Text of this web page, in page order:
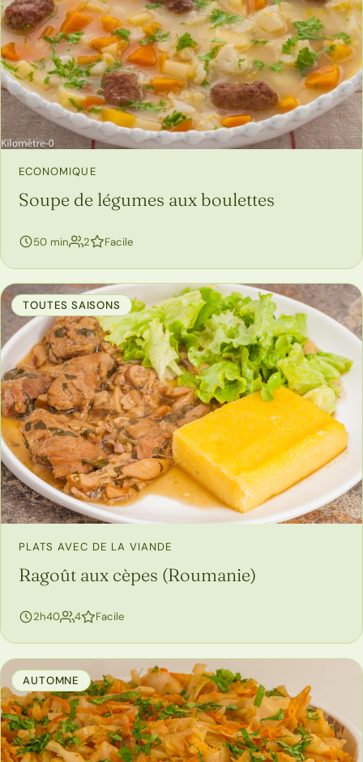
ECONOMIQUE
Soupe de légumes aux boulettes
50 min 2personnes
Facile
TOUTES SAISONS
PLATS AVEC DE LA VIANDE
Ragoût aux cèpes (Roumanie)
2h40 4personnes
Facile
AUTOMNE